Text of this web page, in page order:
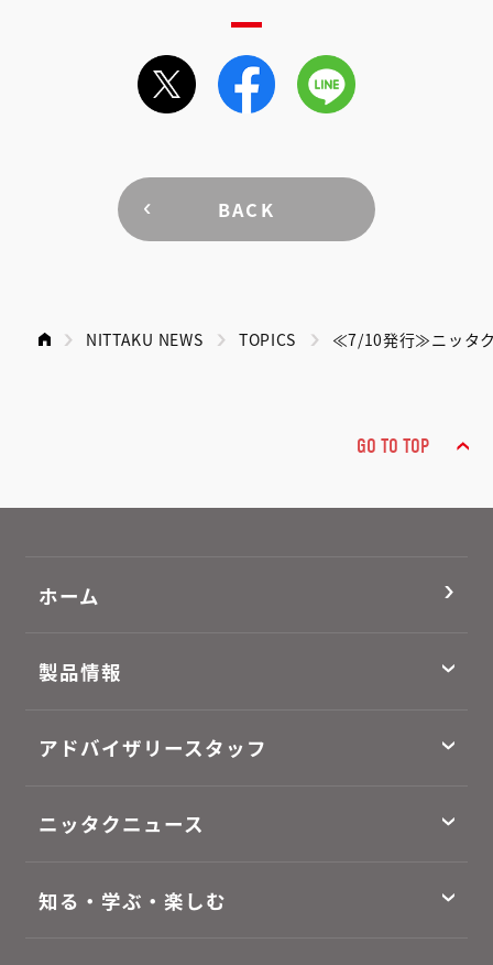
BACK
NITTAKU NEWS TOPICS ≪7/10発行≫ニッタ
GO TO TOP
ホーム
製品情報
アドバイザリースタッフ
ニッタクニュース
知る・学ぶ・楽しむ